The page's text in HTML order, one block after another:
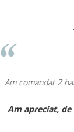
pe
cu
Am
Am